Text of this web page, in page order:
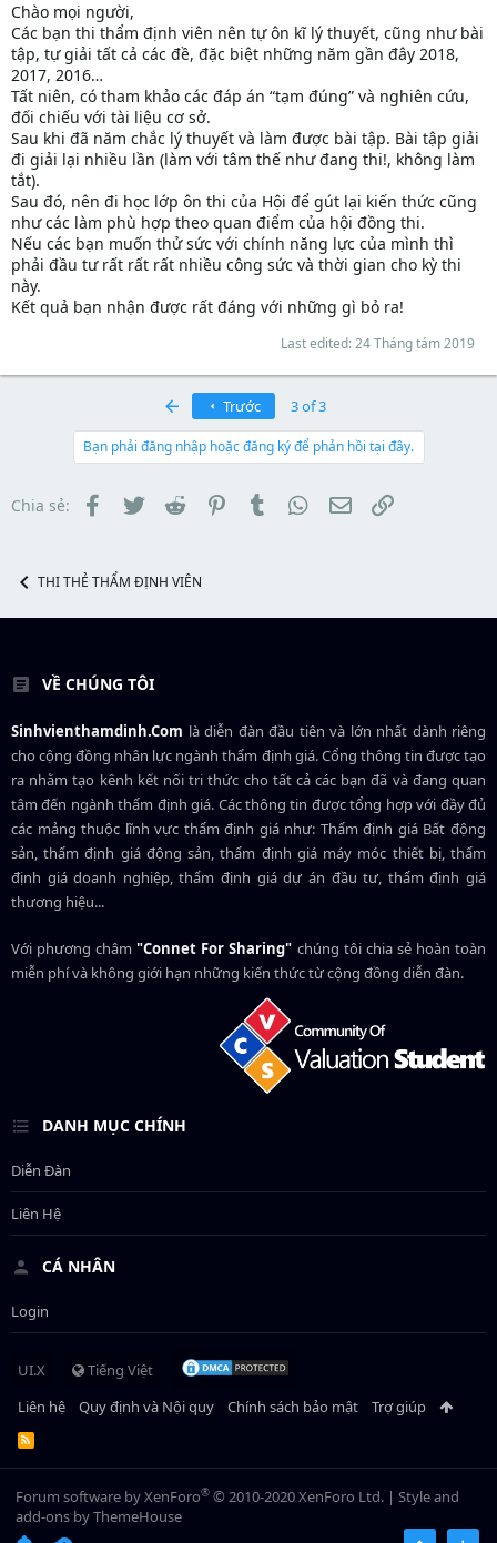
Chào mọi người,
Các bạn thi thẩm định viên nên tự ôn kĩ lý thuyết, cũng như bài
tập, tự giải tất cả các đề, đặc biệt những năm gần đây 2018,
2017, 2016…
Tất niên, có tham khảo các đáp án “tạm đúng” và nghiên cứu,
đối chiếu với tài liệu cơ sở.
Sau khi đã năm chắc lý thuyết và làm được bài tập. Bài tập giải
đi giải lại nhiều lần (làm với tâm thế như đang thi!, không làm
tắt).
Sau đó, nên đi học lớp ôn thi của Hội để gút lại kiến thức cũng
như các làm phù hợp theo quan điểm của hội đồng thi.
Nếu các bạn muốn thử sức với chính năng lực của mình thì
phải đầu tư rất rất rất nhiều công sức và thời gian cho kỳ thi
này.
Kết quả bạn nhận được rất đáng với những gì bỏ ra!
Last edited:24 Tháng tám 2019
Trước 3 of 3
Bạn phải đăng nhập hoặc đăng ký để phản hồi tại đây.
Chia sẻ: Facebook
TwitterReddit PinterestTumblr WhatsApp
EmailLink
THI THẺ THẨM ĐỊNH VIÊN
VỀ CHÚNG TÔI
Sinhvienthamdinh.Com là diễn đàn đầu tiên và lớn nhất dành riêng
cho cộng đồng nhân lực ngànhthẩm định giá. Cổng thông tin được tạo
ra nhằm tạo kênh kết nối tri thức cho tất cả các bạn đã và đang quan
tâm đến ngành thẩm định giá. Các thông tin được tổng hợp với đầy đủ
các mảng thuộc lĩnh vực thẩm định giá như: Thẩm định giá Bất động
sản, thẩm định giá động sản, thẩm định giá máy móc thiết bị, thẩm
định giá doanh nghiệp, thẩm định giá dự án đầu tư, thẩm định giá
thương hiệu...
Với phương châm"Connet For Sharing" chúng tôi chia sẻ hoàn toàn
miễn phí và không giới hạn những kiến thức từ cộng đồng diễn đàn.
DANH MỤC CHÍNH
Diễn Đàn
Liên Hệ
CÁ NHÂN
Login
UI.X
Tiếng Việt
Liên hệ
Quy định và Nội quy Chính sách bảo mật Trợ giúp
R
S
Forum software by XenForo® © 2010-2020 XenForo Ltd. | Style and
add-ons by ThemeHouse